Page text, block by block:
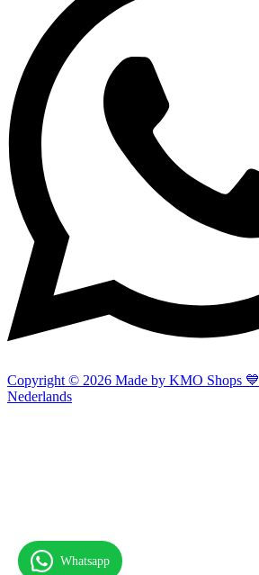
Copyright © 2026 Made by KMO Shops 💙
Nederlands
Whatsapp